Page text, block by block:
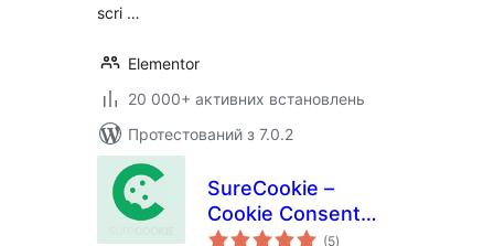
scri …
Elementor
20 000+ активних встановлень
Протестований з 7.0.2
SureCookie –
Cookie Consent
Banner, Cookie
(5загальний
)